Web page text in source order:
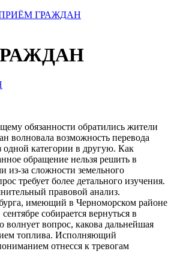
ГРАЖДАН
обязанности обратились жители
волновала возможность перевода
одной категории в другую. Как
обращение нельзя решить в
из-за сложности земельного
требует более детального изучения.
правовой анализ.
имеющий в Черноморском районе
собирается вернуться в
волнует вопрос, какова дальнейшая
топлива. Исполняющий
отнесся к тревогам